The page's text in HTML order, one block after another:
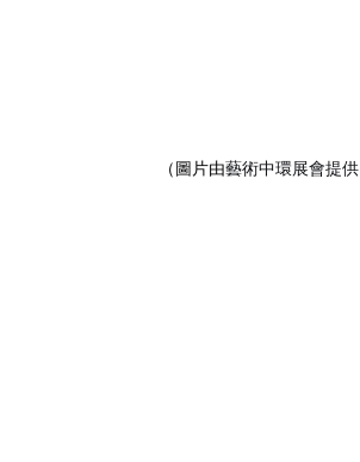
（圖片由藝術中環展會提供